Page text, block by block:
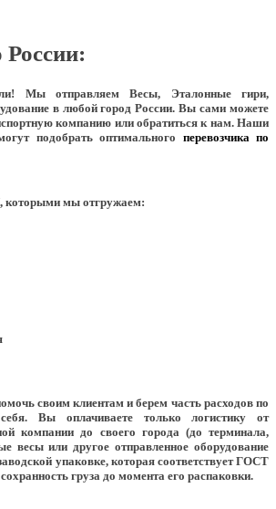
России:
Мы отправляем Весы, Эталонные гири,
в любой город России. Вы сами можете
компанию или обратиться к нам. Наши
подобрать оптимального перевозчика по
мы отгружаем:
своим клиентам и берем часть расходов по
Вы оплачиваете только логистику от
компании до своего города (до терминала,
весы или другое отправленное оборудование
упаковке, которая соответствует ГОСТ
груза до момента его распаковки.